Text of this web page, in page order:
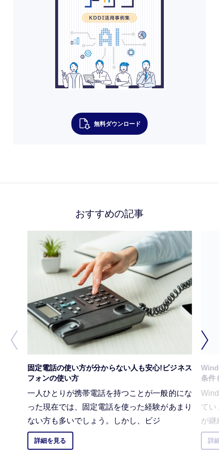
無料ダウンロード
おすすめの記事
固定電話の使い方が分からない人も安心!ビジネス
フォンの使い方
一人ひとりが携帯電話を持つことが一般的にな
った現在では、固定電話を使った経験があまり
ない方も多いでしょう。しかし、ビジ
詳細を見る
条件
て
が継
詳